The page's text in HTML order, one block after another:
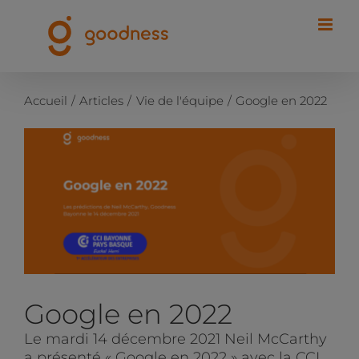
contenu
Accueil Articles Vie de l'équipe Google en 2022
Google en 2022
Le mardi 14 décembre 2021 Neil McCarthy